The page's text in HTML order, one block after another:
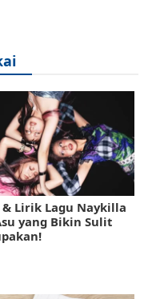
Lirik Lagu Naykilla
yang Bikin Sulit